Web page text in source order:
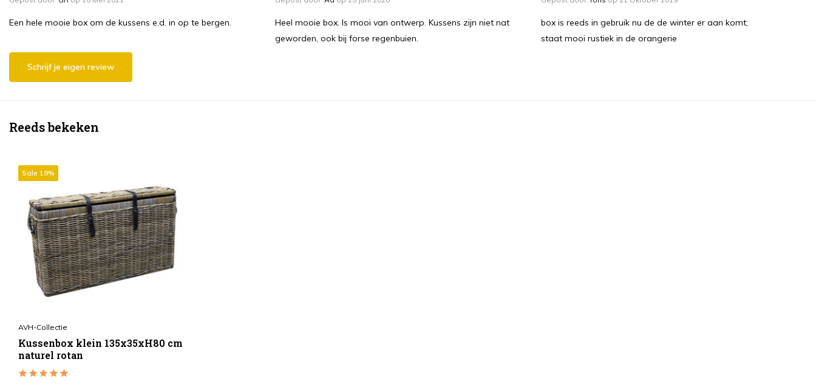
Een hele mooie box om de kussens e.d. in op te bergen.
Heel mooie box. Is mooi van ontwerp. Kussens zijn niet nat
geworden, ook bij forse regenbuien.
box is reeds in gebruik nu de de winter er aan komt;
staat mooi rustiek in de orangerie
Schrijf je eigen review
Reeds bekeken
Sale 19%
AVH-Collectie
Kussenbox klein 135x35xH80 cm
naturel rotan